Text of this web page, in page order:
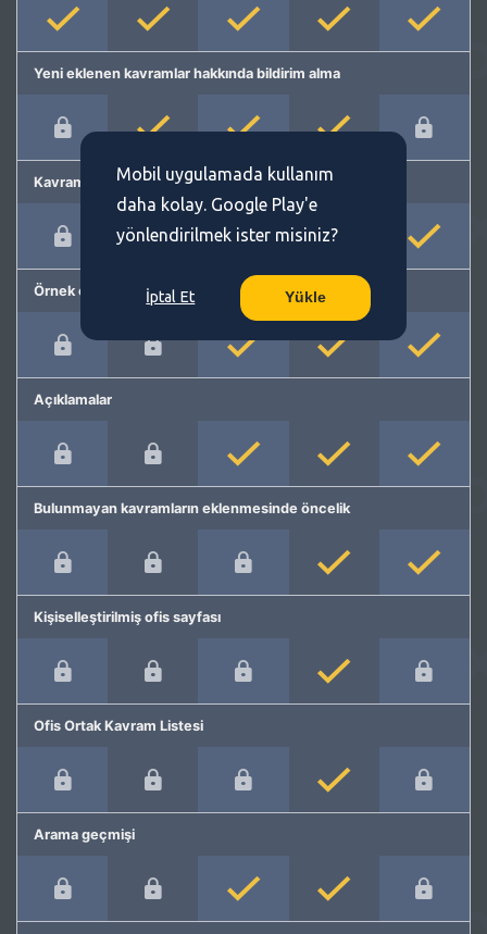
Yeni eklenen kavramlar hakkında bildirim alma
Kavram önerme
Örnek cümleler
Açıklamalar
Bulunmayan kavramların eklenmesinde öncelik
Kişiselleştirilmiş ofis sayfası
Ofis Ortak Kavram Listesi
Arama geçmişi
Mobil uygulamada kullanım
daha kolay. Google Play'e
yönlendirilmek ister misiniz?
İptal Et Yükle